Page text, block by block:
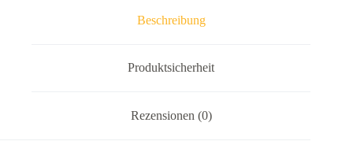
Beschreibung
Produktsicherheit
Rezensionen (0)